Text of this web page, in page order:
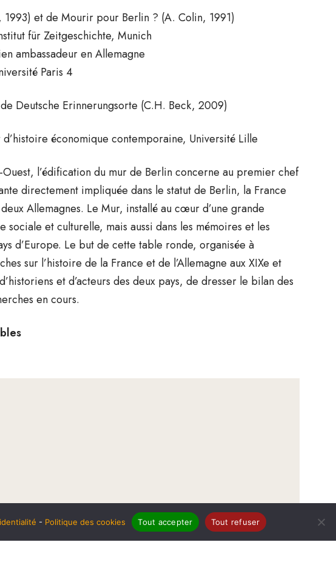
et de Mourir pour Berlin ? (A. Colin, 1991)
für Zeitgeschichte, Munich
ambassadeur en Allemagne
Paris 4
Deutsche Erinnerungsorte (C.H. Beck, 2009)
économique contemporaine, Université Lille
l’édification du mur de Berlin concerne au premier chef
directement impliquée dans le statut de Berlin, la France
Allemagnes. Le Mur, installé au cœur d’une grande
et culturelle, mais aussi dans les mémoires et les
d’Europe. Le but de cette table ronde, organisée à
sur l’histoire de la France et de l’Allemagne aux XIXe et
et d’acteurs des deux pays, de dresser le bilan des
en cours.
- Politique des cookies Tout accepter Tout refuser